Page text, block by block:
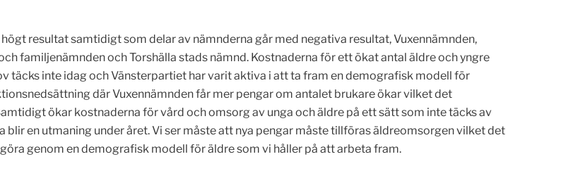
resultat samtidigt som delar av nämnderna går med negativa resultat, Vuxennämnden,
familjenämnden och Torshälla stads nämnd. Kostnaderna för ett ökat antal äldre och yngre
täcks inte idag och Vänsterpartiet har varit aktiva i att ta fram en demografisk modell för
där Vuxennämnden får mer pengar om antalet brukare ökar vilket det
ökar kostnaderna för vård och omsorg av unga och äldre på ett sätt som inte täcks av
blir en utmaning under året. Vi ser måste att nya pengar måste tillföras äldreomsorgen vilket det
genom en demografisk modell för äldre som vi håller på att arbeta fram.